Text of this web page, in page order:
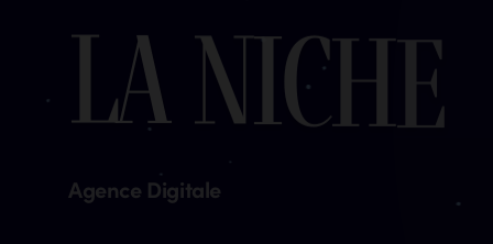
LaNiche
Agence Digitale